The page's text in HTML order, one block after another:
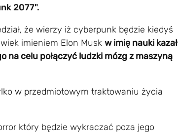
2077".
że wierzy iż cyberpunk będzie kiedyś
imieniem Elon Musk w imię nauki kazał
na celu połączyć ludzki mózg z maszyną
w przedmiotowym traktowaniu życia
który będzie wykraczać poza jego